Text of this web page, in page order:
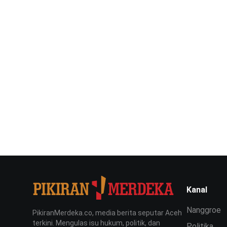
PikiranMerdeka.co, media berita seputar Aceh
terkini. Mengulas isu hukum, politik, dan
Kanal
Nanggroe